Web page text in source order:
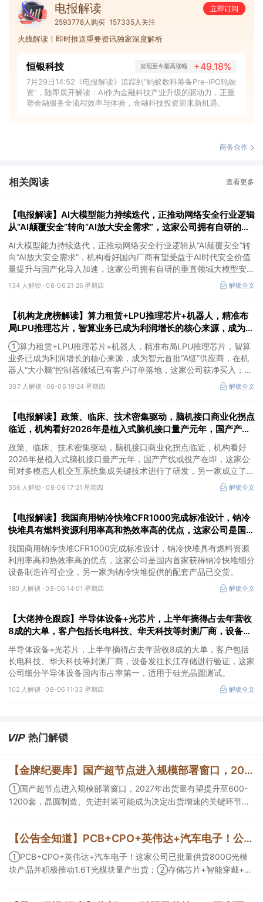
电报解读
立即订阅
2593778人购买 157335人关注
火线解读！即时推送重要资讯独家深度解析
恒银科技 发现至今最高涨幅 +49.18%
7月29日14:52《电报解读》追踪到“蚂蚁数科筹备Pre-IPO轮融
资”，随即展开解读：AI作为金融科技产业升级的驱动力，正重
塑金融服务全流程效率与体验，金融科技投资迎来新机遇。
商务合作
相关阅读 查看更多
【电报解读】AI大模型能力持续迭代，正推动网络安全行业逻辑
从“AI颠覆安全”转向“AI放大安全需求”，这家公司拥有自研的垂
直领域大模型安全GPT
AI大模型能力持续迭代，正推动网络安全行业逻辑从“AI颠覆安全”转
向“AI放大安全需求”，机构看好国内厂商有望受益于AI时代安全价值
量提升与国产化导入加速，这家公司拥有自研的垂直领域大模型安全
GPT，另一家在数据安全及网络安全上有完整的软硬件解决方案。
134 人解锁 ·08-06 21:26 星期四 解锁全文
【机构龙虎榜解读】算力租赁+LPU推理芯片+机器人，精准布
局LPU推理芯片，智算业务已成为利润增长的核心来源，成为智
元首批“A链”供应商，在机器人“大小脑”控制器领域已有客户订
单落地，这家公司获净买入
①算力租赁+LPU推理芯片+机器人，精准布局LPU推理芯片，智算
业务已成为利润增长的核心来源，成为智元首批“A链”供应商，在机
器人“大小脑”控制器领域已有客户订单落地，这家公司获净买入；
②AI安全+网络安全+华为鲲鹏+摘帽，以“AI+安全”为核心战略，推
出AI数据安全产品矩阵，自主研发的大数据AI应用平台、AI数据安全
307 人解锁 ·08-06 19:24 星期四 解锁全文
【电报解读】政策、临床、技术密集驱动，脑机接口商业化拐点
临近，机构看好2026年是植入式脑机接口量产元年，国产产线
或投产在即，这家公司对多模态人机交互系统集成关键技术进行
了研发
政策、临床、技术密集驱动，脑机接口商业化拐点临近，机构看好
2026年是植入式脑机接口量产元年，国产产线或投产在即，这家公
司对多模态人机交互系统集成关键技术进行了研发，另一家成立了人
工智能与脑机工程研究院。
356 人解锁 ·08-06 17:21 星期四 解锁全文
【电报解读】我国商用钠冷快堆CFR1000完成标准设计，钠冷
快堆具有燃料资源利用率高和热效率高的优点，这家公司是国内
首家获得钠冷快堆细分设备制造许可企业
我国商用钠冷快堆CFR1000完成标准设计，钠冷快堆具有燃料资源
利用率高和热效率高的优点，这家公司是国内首家获得钠冷快堆细分
设备制造许可企业，另一家为钠冷快堆提供的配套产品已交货。
180 人解锁 ·08-06 14:01 星期四 解锁全文
【大佬持仓跟踪】半导体设备+光芯片，上半年摘得占去年营收
8成的大单，客户包括长电科技、华天科技等封测厂商，设备发
往长江存储进行验证，这家公司细分设备国内市占率第一
半导体设备+光芯片，上半年摘得占去年营收8成的大单，客户包括
长电科技、华天科技等封测厂商，设备发往长江存储进行验证，这家
公司细分半导体设备国内市占率第一，适用于硅光晶圆测试。
102 人解锁 ·08-06 11:33 星期四 解锁全文
热门解锁
【金牌纪要库】国产超节点进入规模部署窗口，2027年出货量有望提升至600-1200套，晶圆制造、先进封装可能成为决定出货增速的关键环节
①国产超节点进入规模部署窗口，2027年出货量有望提升至600-
1200套，晶圆制造、先进封装可能成为决定出货增速的关键环节；
换芯片已经由送样验证逐步进入小批量应用，中低速率产品替代有
望加快，400G、800G产品正进入认证和导入阶段。
【公告全知道】PCB+CPO+英伟达+汽车电子！公司已批量供货800G光模块
①PCB+CPO+英伟达+汽车电子！这家公司已批量供货800G光模
块产品并积极推动1.6T光模块量产出货；②存储芯片+智能穿戴+华